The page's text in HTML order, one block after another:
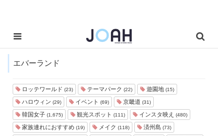
エバーランド
ロッテワールド (23) テーマパーク (22) 遊園地 (15)
ハロウィン (29) イベント (69) 京畿道 (31)
韓国女子 (1,675) 観光スポット (111) インスタ映え (480)
家族連れにおすすめ (19) メイク (118) 済州島 (73)